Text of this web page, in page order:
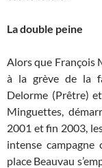
La double peine
Alors que François
à la grève de la
Delorme (Prêtre)
Minguettes,
2001 et fin 2003,
intense
place Beauvau